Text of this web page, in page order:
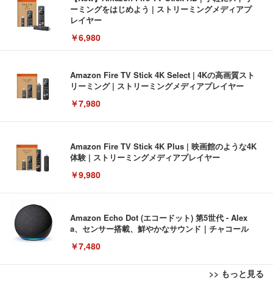
ーミングをはじめよう | ストリーミングメディアプ
レイヤー
￥6,980
Amazon Fire TV Stick 4K Select | 4Kの高画質スト
リーミング | ストリーミングメディアプレイヤー
￥7,980
Amazon Fire TV Stick 4K Plus | 映画館のような4K
体験 | ストリーミングメディアプレイヤー
￥9,980
Amazon Echo Dot (エコードット) 第5世代 - Alex
a、センサー搭載、鮮やかなサウンド｜チャコール
￥7,480
>> もっと見る